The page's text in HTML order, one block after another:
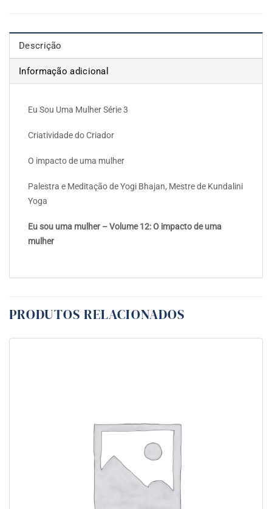
Descrição
Informação adicional
Eu Sou Uma Mulher Série 3
Criatividade do Criador
O impacto de uma mulher
Palestra e Meditação de Yogi Bhajan, Mestre de Kundalini
Yoga
Eu sou uma mulher – Volume 12: O impacto de uma
mulher
PRODUTOS RELACIONADOS